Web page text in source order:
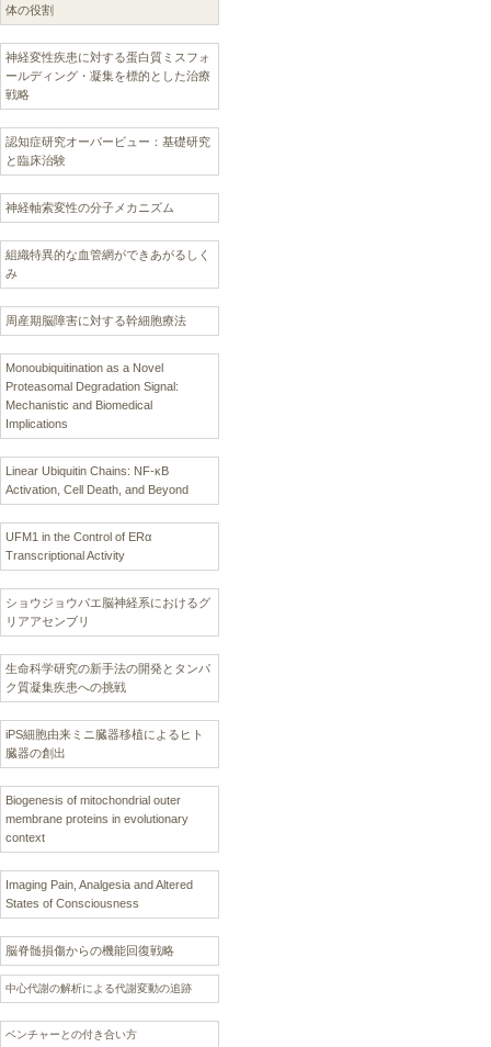
体の役割
神経変性疾患に対する蛋白質ミスフォ
ールディング・凝集を標的とした治療
戦略
認知症研究オーバービュー：基礎研究
と臨床治験
神経軸索変性の分子メカニズム
組織特異的な血管網ができあがるしく
み
周産期脳障害に対する幹細胞療法
Monoubiquitination as a Novel
Proteasomal Degradation Signal:
Mechanistic and Biomedical
Implications
Linear Ubiquitin Chains: NF-κB
Activation, Cell Death, and Beyond
UFM1 in the Control of ERα
Transcriptional Activity
ショウジョウバエ脳神経系におけるグ
リアアセンブリ
生命科学研究の新手法の開発とタンパ
ク質凝集疾患への挑戦
iPS細胞由来ミニ臓器移植によるヒト
臓器の創出
Biogenesis of mitochondrial outer
membrane proteins in evolutionary
context
Imaging Pain, Analgesia and Altered
States of Consciousness
脳脊髄損傷からの機能回復戦略
中心代謝の解析による代謝変動の追跡
ベンチャーとの付き合い方